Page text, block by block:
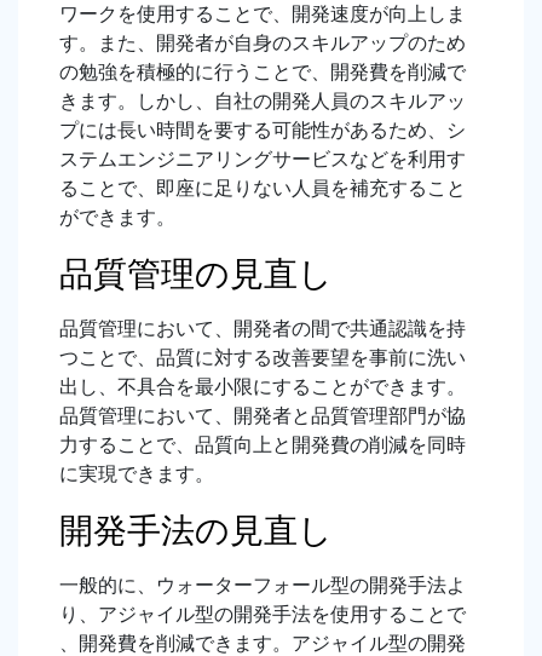
ワークを使用することで、開発速度が向上しま
す。また、開発者が自身のスキルアップのため
の勉強を積極的に行うことで、開発費を削減で
きます。しかし、自社の開発人員のスキルアッ
プには長い時間を要する可能性があるため、シ
ステムエンジニアリングサービスなどを利用す
ることで、即座に足りない人員を補充すること
ができます。
品質管理の見直し
品質管理において、開発者の間で共通認識を持
つことで、品質に対する改善要望を事前に洗い
出し、不具合を最小限にすることができます。
品質管理において、開発者と品質管理部門が協
力することで、品質向上と開発費の削減を同時
に実現できます。
開発手法の見直し
一般的に、ウォーターフォール型の開発手法よ
り、アジャイル型の開発手法を使用することで
、開発費を削減できます。アジャイル型の開発